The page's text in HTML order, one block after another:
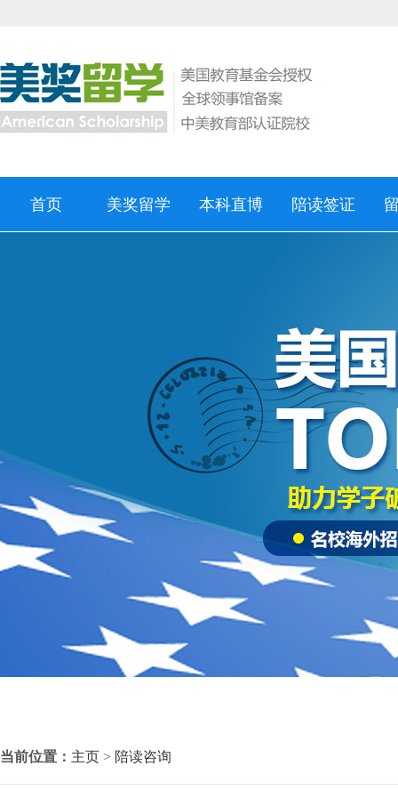
首页 美奖留学 本科直博 陪读签证
当前位置： 主页 > 陪读咨询